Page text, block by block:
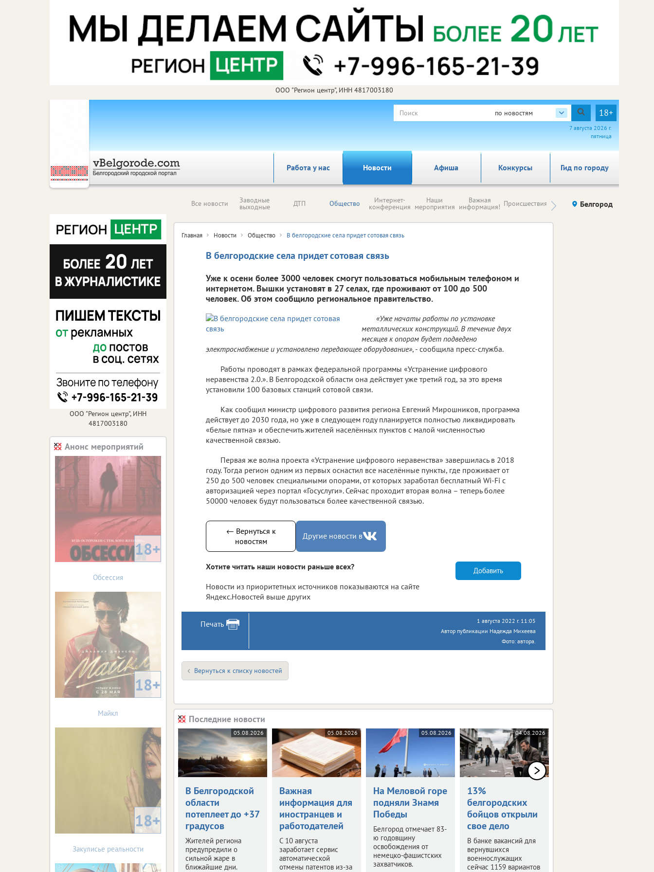
ООО "Регион центр", ИНН 4817003180
по новостям 18+
7 августа 2026 г.
пятница
Работа у нас Новости Афиша Гид по городу
Конкурсы
Все новости Заводные
выходные ДТП Общество Интернет-
конференция
Наши
мероприятия
Важная
информация! Происшествия Здоровье компаний (на
правах
Белгород
Главная Новости Общество В белгородские села придет сотовая связь
В белгородские села придет сотовая связь
Уже к осени более 3000 человек смогут пользоваться мобильным телефоном и
интернетом. Вышки установят в 27 селах, где проживают от 100 до 500
человек. Об этом сообщило региональное правительство.
«Уже начаты работы по установке
металлических конструкций. В течение двух
месяцев к опорам будет подведено
электроснабжение и установлено передающее оборудование», - сообщила пресс-служба.
Работы проводят в рамках федеральной программы «Устранение цифрового
неравенства 2.0.». В Белгородской области она действует уже третий год, за это время
установили 100 базовых станций сотовой связи.
Как сообщил министр цифрового развития региона Евгений Мирошников, программа
действует до 2030 года, но уже в следующем году планируется полностью ликвидировать
«белые пятна» и обеспечить жителей населённых пунктов с малой численностью
качественной связью.
Первая же волна проекта «Устранение цифрового неравенства» завершилась в 2018
году. Тогда регион одним из первых оснастил все населённые пункты, где проживает от
250 до 500 человек специальными опорами, от которых заработал бесплатный Wi-Fi с
авторизацией через портал «Госуслуги». Сейчас проходит вторая волна – теперь более
50000 человек будут пользоваться более качественной связью.
← Вернуться к
новостям
Другие новости в
Хотите читать наши новости раньше всех?
Новости из приоритетных источников показываются на сайте
Яндекс.Новостей выше других
Добавить
Печать
1 августа 2022 г. 11:05
Автор публикации Надежда Михеева
Фото: автора.
Вернуться к списку новостей
Последние новости
05.08.2026
В Белгородской
области
потеплеет до +37
градусов
Жителей региона
предупредили о
сильной жаре в
ближайшие дни.
05.08.2026
Важная
информация для
иностранцев и
работодателей
С 10 августа
заработает сервис
автоматической
отмены патентов из-за
05.08.2026
На Меловой горе
подняли Знамя
Победы
Белгород отмечает 83-
ю годовщину
освобождения от
немецко-фашистских
захватчиков.
04.08.2026
13%
белгородских
бойцов открыли
свое дело
В банке вакансий для
вернувшихся
военнослужащих
сейчас 1159 вариантов
ООО "Регион центр", ИНН
4817003180
Анонс мероприятий
18+
Обсессия
18+
Майкл
18+
Закулисье реальности